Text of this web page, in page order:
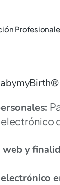
electrónico
y